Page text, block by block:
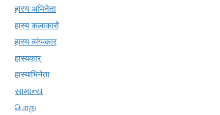
हास्य अभिनेता
हास्य कलाकारों
हास्य व्यंग्यकार
हास्यकार्
हास्याभिनेता
સામાન્ય
பொது